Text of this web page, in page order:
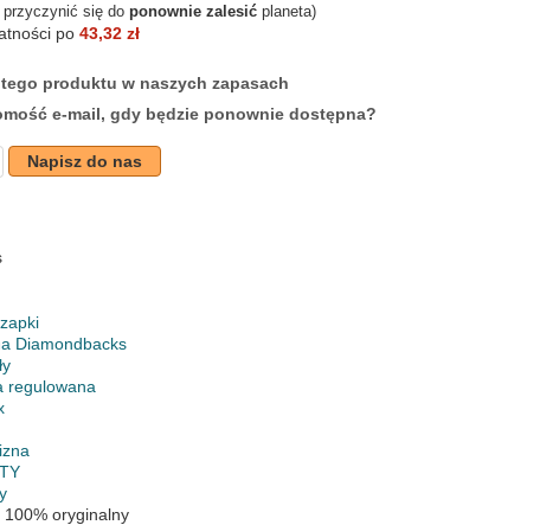
się do ponownie zalesić planeta)
po 43,32 zł
produktu w naszych zapasach
e-mail, gdy będzie ponownie dostępna?
Napisz do nas
Diamondbacks
regulowana
100% oryginalny